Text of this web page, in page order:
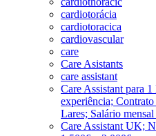
cardiotorácia
cardiotoracica
cardiovascular
care
Care Asistants
care assistant
Care Assistant para
experiência;
Lares; Salário
Care Assistant UK;